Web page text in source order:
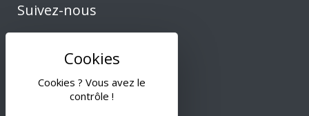
Cookies ? Vous avez le
contrôle !
Suivez-nous